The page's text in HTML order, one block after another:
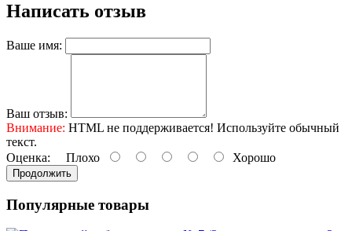
Написать отзыв
Ваше имя:
Ваш отзыв:
Внимание: HTML не поддерживается! Используйте обычный
текст.
Оценка: Плохо Хорошо
Продолжить
Популярные товары